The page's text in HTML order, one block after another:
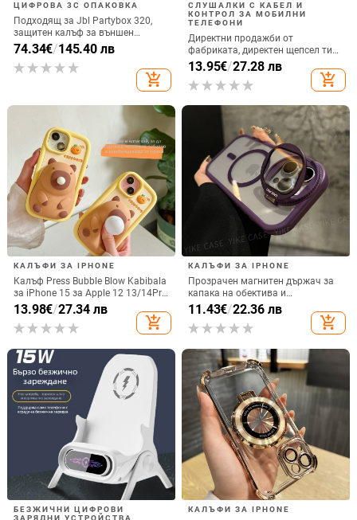
ЦИФРОВА 3C ОПАКОВКА
Подходящ за Jbl Partybox 320,
защитен калъф за външен
високоговорител, калъф за
количка Stage 320 Audio,
прахозащитно покритие.
74.34€/145.40 лв
add_shopping_cart
СЛУШАЛКИ С КАБЕЛ И
КОНТРОЛ ЗА МОБИЛНИ
ТЕЛЕФОНИ
Директни продажби от
фабриката, директен щепсел тип
C, мобилен телефон, Douyin
Internet Celebrity, електрически
микрофон, слушалки с C порт,
13.95€/27.28 лв
add_shopping_cart
КАЛЪФИ ЗА IPHONE
Калъф Press Bubble Blow Kabibala
за iPhone 15 за Apple 12 13/14Pro
Max, устойчив на изпускане 11
13.98€/27.34 лв
add_shopping_cart
КАЛЪФИ ЗА IPHONE
Прозрачен магнитен държач за
капака на обектива и
удароустойчив твърд калъф за
iPhone 17 Pro Max
11.43€/22.36 лв
add_shopping_cart
БЕЗЖИЧНИ ЦИФРОВИ
ЗАРЯДНИ УСТРОЙСТВА
КАЛЪФИ ЗА IPHONE